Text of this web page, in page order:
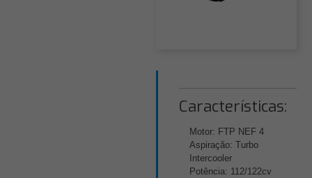
Características:
Motor: FTP NEF 4
Aspiração: Turbo
Intercooler
Potência: 112/122cv